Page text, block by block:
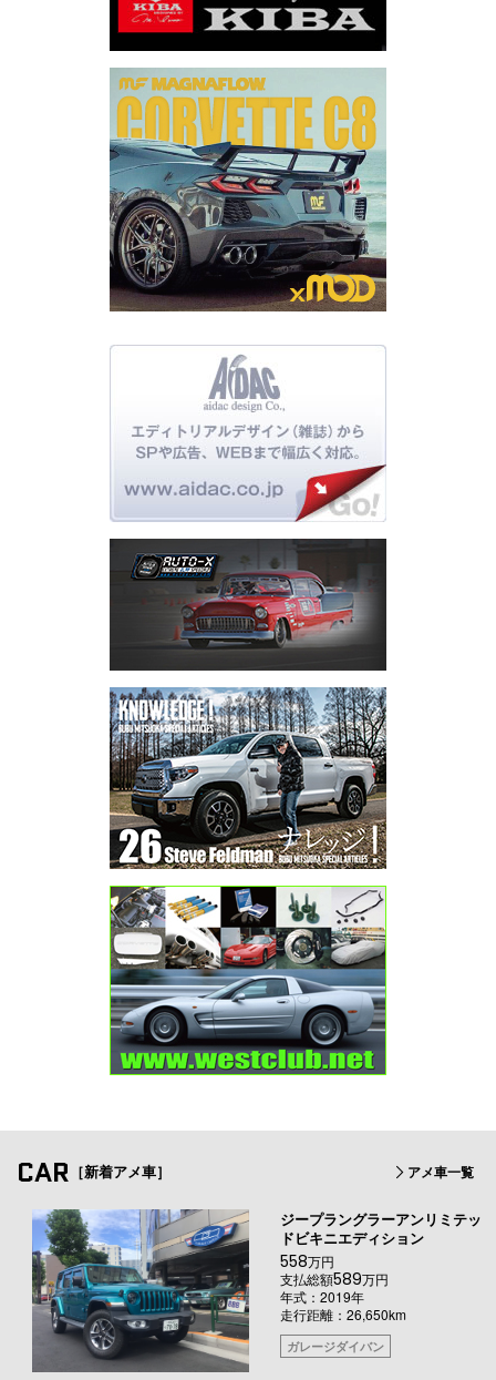
CAR ［新着アメ車］ アメ車一覧
ジープラングラーアンリミテッ
ドビキニエディション
558万円
支払総額589万円
年式：2019年
走行距離：26,650km
ガレージダイバン